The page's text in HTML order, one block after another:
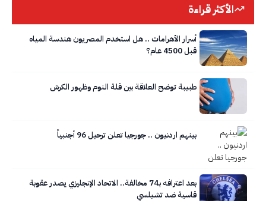
الأكثر قراءة
أسرار الأهرامات .. هل استخدم المصريون هندسة المياه
قبل 4500 عام؟
طبيبة توضح العلاقة بين قلة النوم وظهور الكرش
بينهم اردنيون .. جورجيا تعلن ترحيل 96 أجنبياً
بعد اعترافه بـ74 مخالفة.. الاتحاد الإنجليزي يصدر عقوبة
قاسية ضد تشيلسي